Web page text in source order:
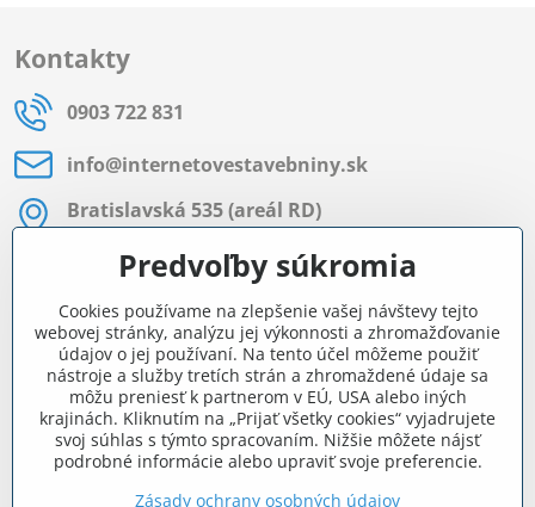
Kontakty
0903 722 831
info​@internetovestavebniny​.sk
Bratislavská 535 (areál RD)
Most pri Bratislave
Pon - Pia 8:00 - 11:30 a 12:15 - 15:30
Facebook
Navigácia
Všetko o nákupe
Predvoľby súkromia
Cookies používame na zlepšenie vašej návštevy tejto
webovej stránky, analýzu jej výkonnosti a zhromažďovanie
údajov o jej používaní. Na tento účel môžeme použiť
nástroje a služby tretích strán a zhromaždené údaje sa
môžu preniesť k partnerom v EÚ, USA alebo iných
krajinách. Kliknutím na „Prijať všetky cookies“ vyjadrujete
svoj súhlas s týmto spracovaním. Nižšie môžete nájsť
podrobné informácie alebo upraviť svoje preferencie.
Zásady ochrany osobných údajov